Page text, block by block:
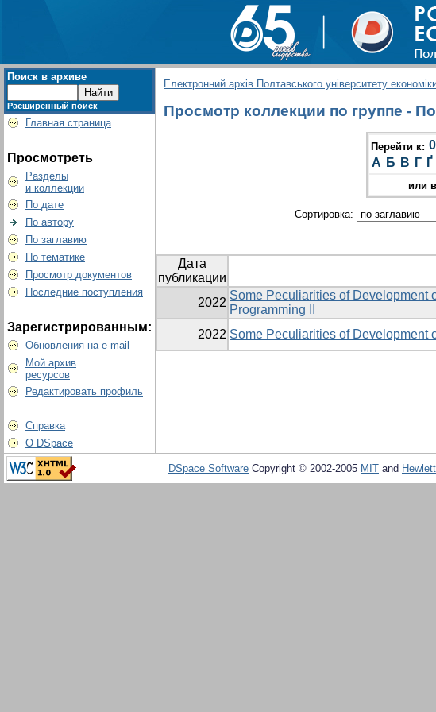
Поиск в архиве
Расширенный поиск
Главная страница
Просмотреть
Разделы
и коллекции
По дате
По автору
По заглавию
По тематике
Просмотр документов
Последние поступления
Зарегистрированным:
Обновления на e-mail
Мой архив
ресурсов
Редактировать профиль
Справка
О DSpace
Електронний архів Полтавського університету економіки
Просмотр коллекции по группе -
Перейти к:
А Б В Г Ґ
или
Сортировка:
Дата
публикации
2022
Some Peculiarities of Development
Programming II
2022 Some Peculiarities of Development
DSpace Software Copyright © 2002-2005 MIT and